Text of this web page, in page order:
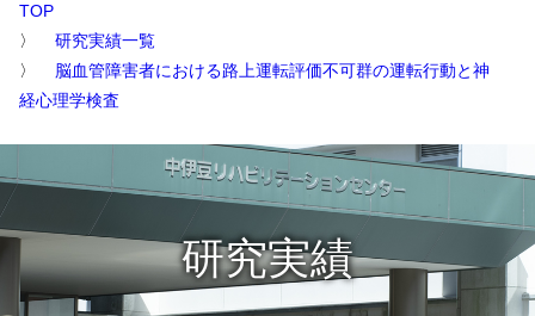
TOP
研究実績一覧
脳血管障害者における路上運転評価不可群の運転行動と神
経心理学検査
研究実績